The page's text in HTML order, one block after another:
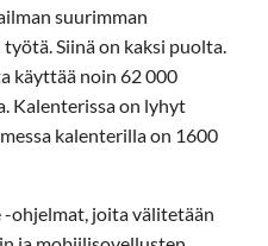
suurimman
Siinä on kaksi puolta.
käyttää noin 62 000
Kalenterissa on lyhyt
kalenterilla on 1600
-ohjelmat, joita välitetään